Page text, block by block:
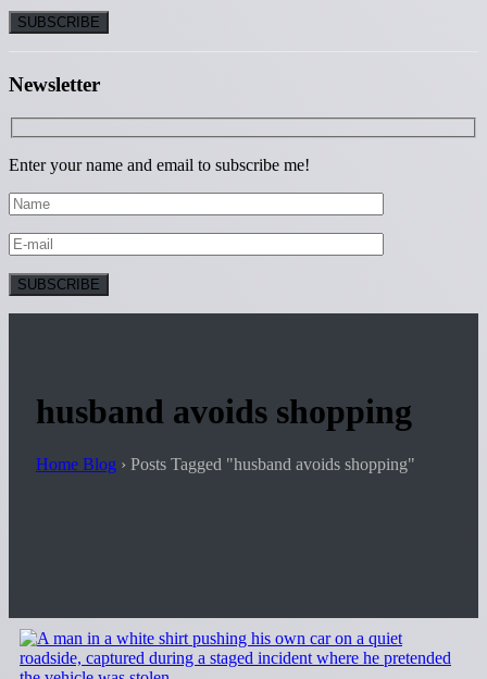
Newsletter
Enter your name and email to subscribe me!
husband avoids shopping
Home Blog › Posts Tagged "husband avoids shopping"